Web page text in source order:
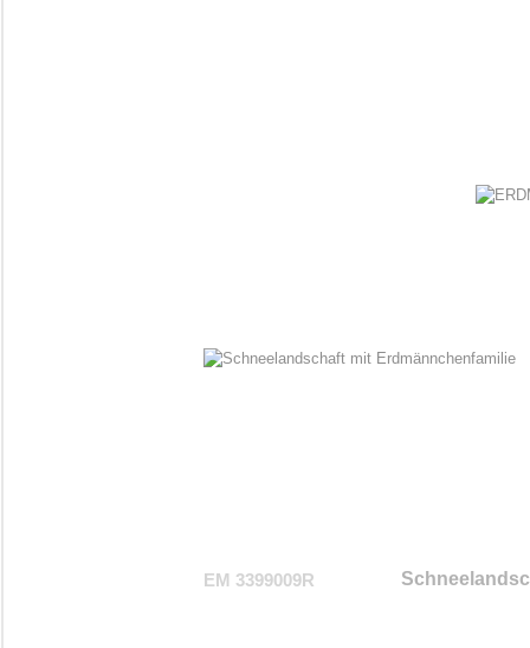
EM 3399009R